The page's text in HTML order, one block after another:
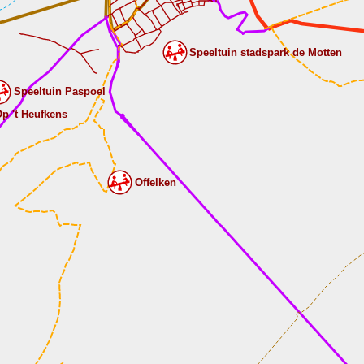
't Heufkens
Speeltuin Paspoel
Offelken
Speeltuin stadspark de Motten